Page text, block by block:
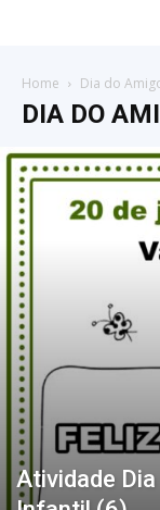
Home Dia do
DIA DO
Atividade